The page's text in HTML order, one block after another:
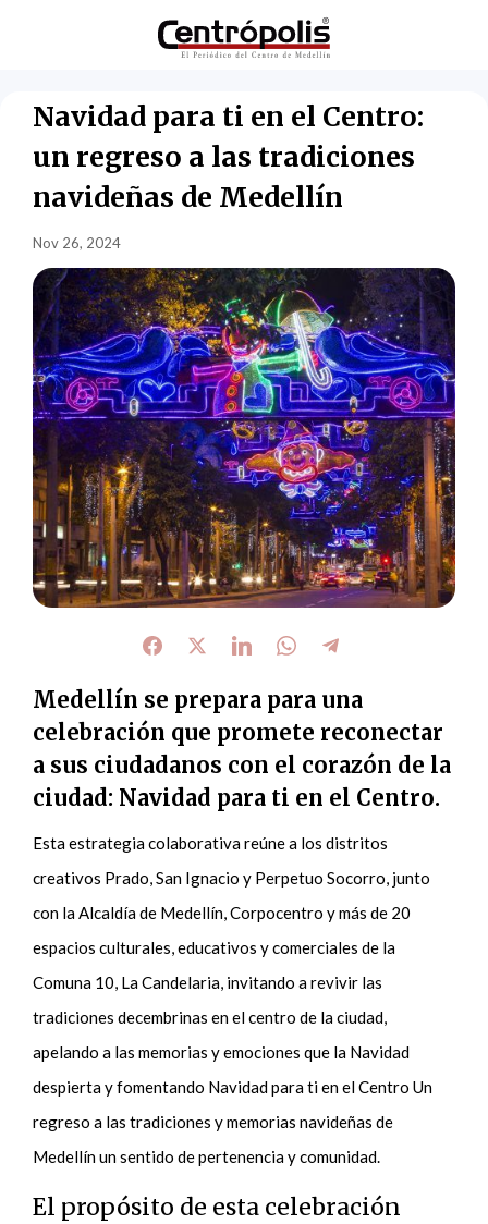
Navidad para ti en el Centro:
un regreso a las tradiciones
navideñas de Medellín
Nov 26, 2024
Medellín se prepara para una
celebración que promete reconectar
a sus ciudadanos con el corazón de la
ciudad: Navidad para ti en el Centro.
Esta estrategia colaborativa reúne a los distritos
creativos Prado, San Ignacio y Perpetuo Socorro, junto
con la Alcaldía de Medellín, Corpocentro y más de 20
espacios culturales, educativos y comerciales de la
Comuna 10, La Candelaria, invitando a revivir las
tradiciones decembrinas en el centro de la ciudad,
apelando a las memorias y emociones que la Navidad
despierta y fomentando Navidad para ti en el Centro Un
regreso a las tradiciones y memorias navideñas de
Medellín un sentido de pertenencia y comunidad.
El propósito de esta celebración